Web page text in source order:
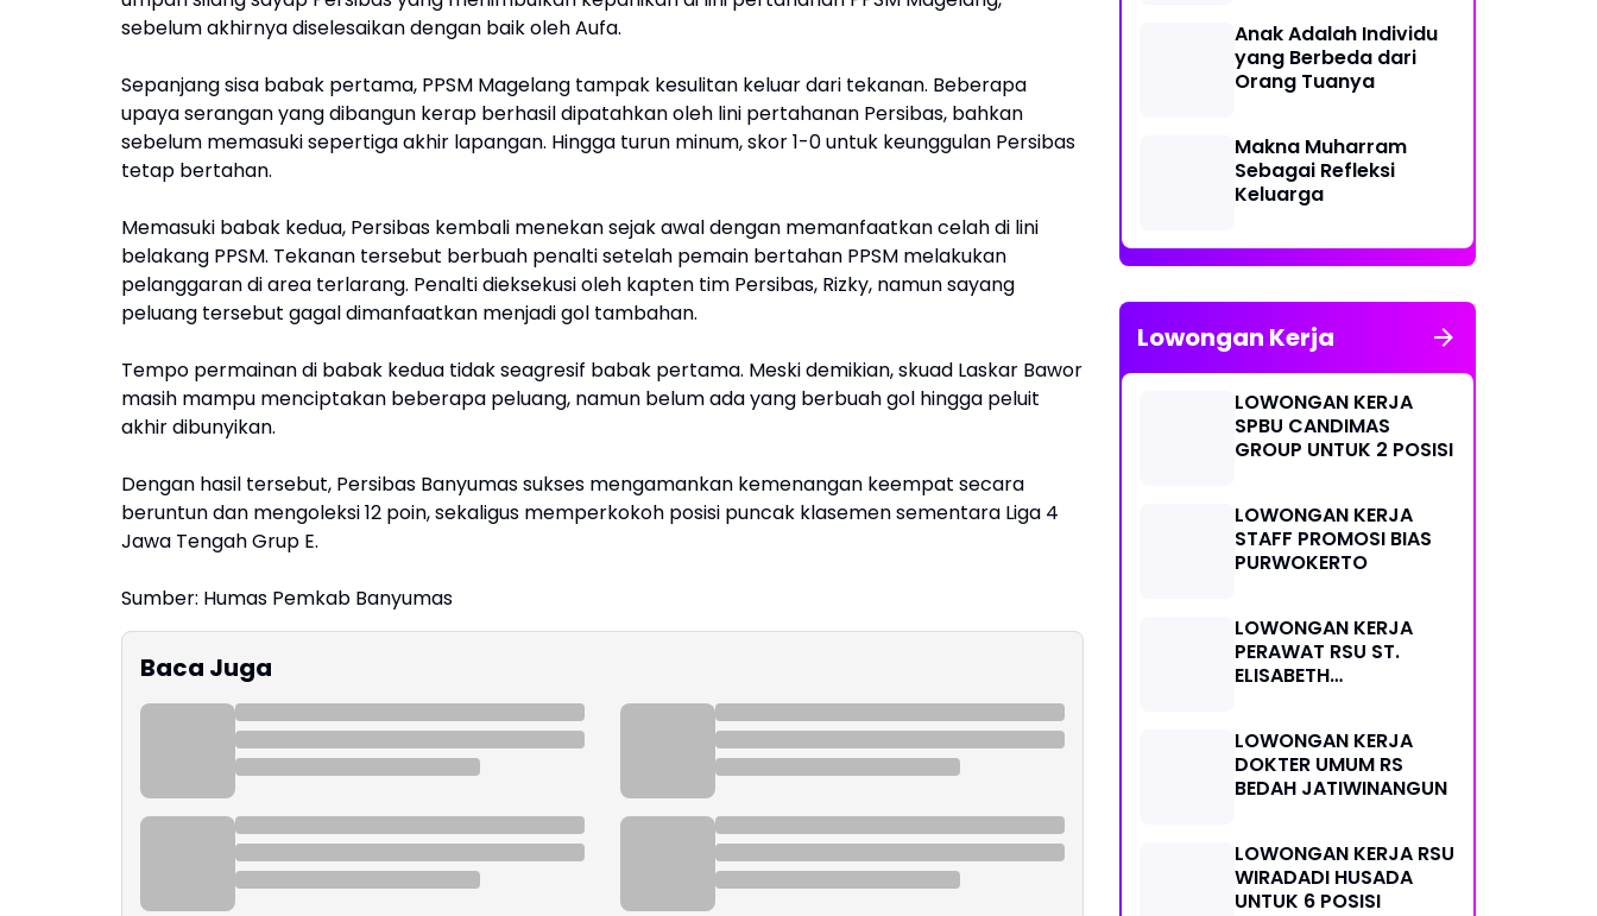
sebelum akhirnya diselesaikan dengan baik oleh Aufa.
Sepanjang sisa babak pertama, PPSM Magelang tampak kesulitan keluar dari tekanan. Beberapa
upaya serangan yang dibangun kerap berhasil dipatahkan oleh lini pertahanan Persibas, bahkan
sebelum memasuki sepertiga akhir lapangan. Hingga turun minum, skor 1-0 untuk keunggulan Persibas
tetap bertahan.
Memasuki babak kedua, Persibas kembali menekan sejak awal dengan memanfaatkan celah di lini
belakang PPSM. Tekanan tersebut berbuah penalti setelah pemain bertahan PPSM melakukan
pelanggaran di area terlarang. Penalti dieksekusi oleh kapten tim Persibas, Rizky, namun sayang
peluang tersebut gagal dimanfaatkan menjadi gol tambahan.
Tempo permainan di babak kedua tidak seagresif babak pertama. Meski demikian, skuad Laskar Bawor
masih mampu menciptakan beberapa peluang, namun belum ada yang berbuah gol hingga peluit
akhir dibunyikan.
Dengan hasil tersebut, Persibas Banyumas sukses mengamankan kemenangan keempat secara
beruntun dan mengoleksi 12 poin, sekaligus memperkokoh posisi puncak klasemen sementara Liga 4
Jawa Tengah Grup E.
Sumber: Humas Pemkab Banyumas
Baca Juga
Anak Adalah Individu
yang Berbeda dari
Orang Tuanya
Makna Muharram
Sebagai Refleksi
Keluarga
Lowongan Kerja
LOWONGAN KERJA
SPBU CANDIMAS
GROUP UNTUK 2 POSISI
LOWONGAN KERJA
STAFF PROMOSI BIAS
PURWOKERTO
LOWONGAN KERJA
PERAWAT RSU ST.
ELISABETH
LOWONGAN KERJA
DOKTER UMUM RS
BEDAH JATIWINANGUN
LOWONGAN KERJA RSU
WIRADADI HUSADA
UNTUK 6 POSISI